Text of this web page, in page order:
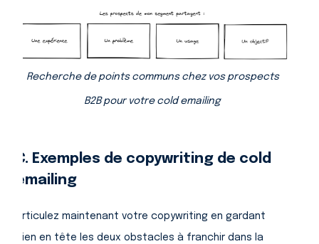
Recherche de points communs chez vos prospects
B2B pour votre cold emailing
C. Exemples de copywriting de cold
emailing
Articulez maintenant votre copywriting en gardant
bien en tête les deux obstacles à franchir dans la